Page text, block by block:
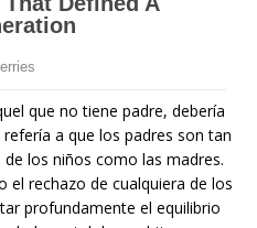
que no tiene padre, debería
a que los padres son tan
los niños como las madres.
rechazo de cualquiera de los
profundamente el equilibrio